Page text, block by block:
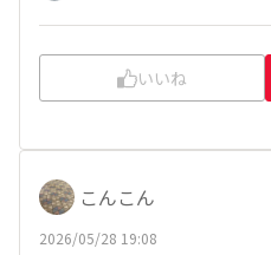
いいね
こんこん
2026/05/28 19:08